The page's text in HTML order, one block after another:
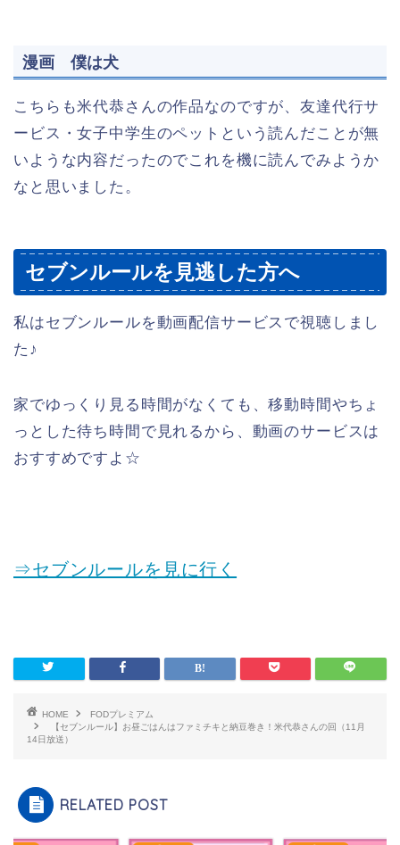
漫画 僕は犬
こちらも米代恭さんの作品なのですが、友達代行サ
ービス・女子中学生のペットという読んだことが無
いような内容だったのでこれを機に読んでみようか
なと思いました。
セブンルールを見逃した方へ
私はセブンルールを動画配信サービスで視聴しまし
た♪
家でゆっくり見る時間がなくても、移動時間やちょ
っとした待ち時間で見れるから、動画のサービスは
おすすめですよ☆
⇒セブンルールを見に行く
HOME
FODプレミアム
【セブンルール】お昼ごはんはファミチキと納豆巻き！米代恭さんの回（11月
14日放送）
RELATED POST